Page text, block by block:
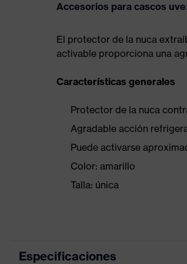
Accesorios para cascos
El protector de la nuca
activable proporciona una
Características generales
Protector de la nuca
Agradable acción
Puede activarse
Color: amarillo
Talla: única
Especificaciones